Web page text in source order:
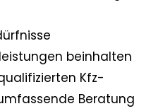
beinhalten
Kfz-
Beratung